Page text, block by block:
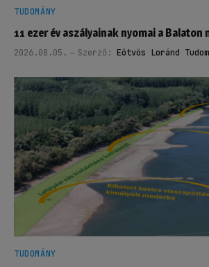
TUDOMÁNY
11 ezer év aszályainak nyomai a Balaton
2026.08.05. Szerző: Eötvös Loránd
TUDOMÁNY